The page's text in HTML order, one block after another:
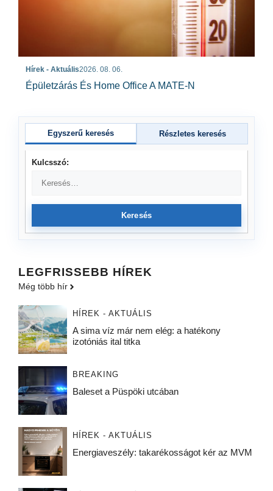
Hírek - Aktuális2026. 08. 06.
Épületzárás És Home Office A MATE-N
Egyszerű keresés Részletes keresés
Kulcsszó:
Keresés
LEGFRISSEBB HÍREK
Még több hír
HÍREK - AKTUÁLIS
A sima víz már nem elég: a hatékony
izotóniás ital titka
BREAKING
Baleset a Püspöki utcában
HÍREK - AKTUÁLIS
Energiaveszély: takarékosságot kér az MVM